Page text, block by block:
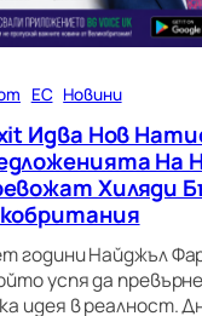
ЕС Новини
Идва Нов
На
Хиляди
години Найджъл
успя да
идея в реалност.